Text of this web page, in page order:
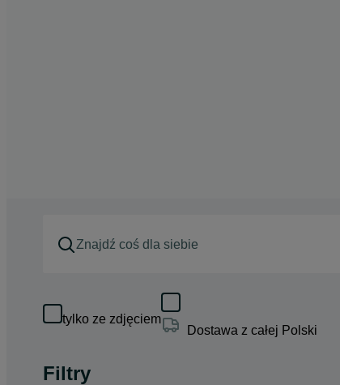
tylko ze zdjęciem
Dostawa z całej Polski
Filtry